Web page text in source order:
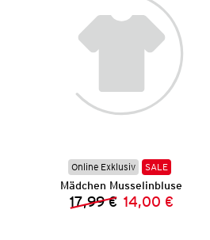
Online Exklusiv SALE
Mädchen Musselinbluse
Vorheriger
17,99 € Neuer Preis:
14,00 €